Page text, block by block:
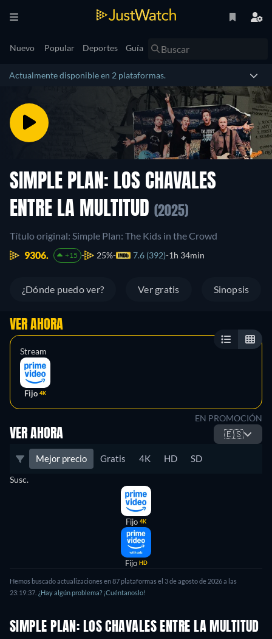
Nuevo Popular Deportes Guía
Actualmente disponible en 2 plataformas.
SIMPLE PLAN: LOS CHAVALES
ENTRE LA MULTITUD (2025)
Título original: Simple Plan: The Kids in the Crowd
9306.
+15 25% 7.6 (392) 1h 34min
¿Dónde puedo ver? Ver gratis Sinopsis
VER AHORA
Stream
Fijo 4K
EN PROMOCIÓN
VER AHORA 🇪🇸
Mejor precio Gratis 4K HD SD
Susc.
Fijo 4K
Fijo HD
Hemos buscado actualizaciones en 87 plataformas el 3 de agosto de 2026 a las
23:19:37. ¿Hay algún problema? ¡Cuéntanoslo!
SIMPLE PLAN: LOS CHAVALES ENTRE LA MULTITUD